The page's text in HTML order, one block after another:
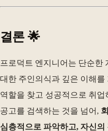
결론 🌟
프로덕트 엔지니어는 단순한
대한 주인의식과 깊은 이해
역할을 찾고 성공적으로 취
공고를 검색하는 것을 넘어,
심층적으로 파악하고, 자신